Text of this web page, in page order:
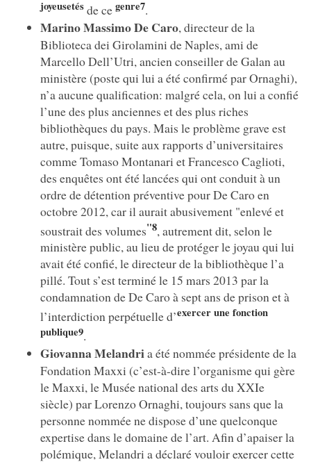
joyeusetésde cegenre7.
Marino Massimo De Caro, directeur de la
Biblioteca dei Girolamini de Naples, ami de
Marcello Dell’Utri, ancien conseiller de Galan au
ministère (poste qui lui a été confirmé par Ornaghi),
n’a aucune qualification: malgré cela, on lui a confié
l’une des plus anciennes et des plus riches
bibliothèques du pays. Mais le problème grave est
autre, puisque, suite aux rapports d’universitaires
comme Tomaso Montanari et Francesco Caglioti,
des enquêtes ont été lancées qui ont conduit à un
ordre de détention préventive pour De Caro en
octobre 2012, car il aurait abusivement "enlevé et
soustrait des volumes"8, autrement dit, selon le
ministère public, au lieu de protéger le joyau qui lui
avait été confié, le directeur de la bibliothèque l’a
pillé. Tout s’est terminé le 15 mars 2013 par la
condamnation de De Caro à sept ans de prison et à
l’interdiction perpétuelle d’exercer une fonction
publique9.
Giovanna Melandria été nommée présidente de la
Fondation Maxxi (c’est-à-dire l’organisme qui gère
le Maxxi, le Musée national des arts du XXIe
siècle) par Lorenzo Ornaghi, toujours sans que la
personne nommée ne dispose d’une quelconque
expertise dans le domaine de l’art. Afin d’apaiser la
polémique, Melandri a déclaré vouloir exercer cette